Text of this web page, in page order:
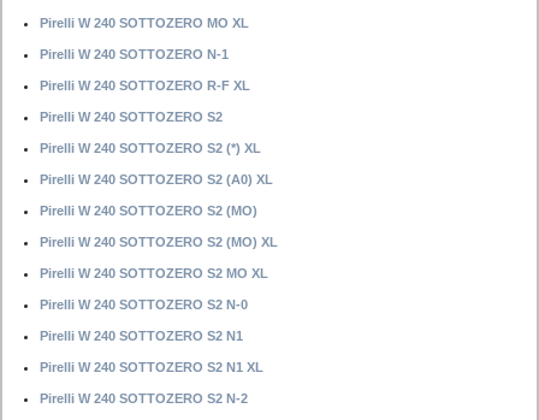
Pirelli W 240 SOTTOZERO MO XL
Pirelli W 240 SOTTOZERO N-1
Pirelli W 240 SOTTOZERO R-F XL
Pirelli W 240 SOTTOZERO S2
Pirelli W 240 SOTTOZERO S2 (*) XL
Pirelli W 240 SOTTOZERO S2 (A0) XL
Pirelli W 240 SOTTOZERO S2 (MO)
Pirelli W 240 SOTTOZERO S2 (MO) XL
Pirelli W 240 SOTTOZERO S2 MO XL
Pirelli W 240 SOTTOZERO S2 N-0
Pirelli W 240 SOTTOZERO S2 N1
Pirelli W 240 SOTTOZERO S2 N1 XL
Pirelli W 240 SOTTOZERO S2 N-2